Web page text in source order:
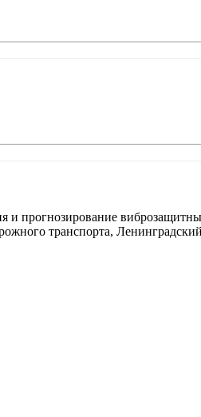
прогнозирование
транспорта,